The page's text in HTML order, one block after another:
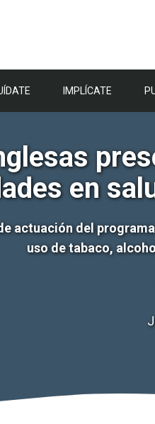
IMPLÍCATE
en
actuación del
uso de tabaco,